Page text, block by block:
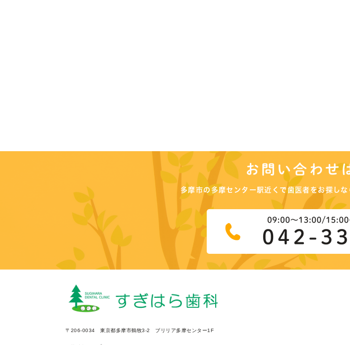
お問い合わせ
多摩市の多摩センター駅近くで歯医者をお探しな
〒206-0034 東京都多摩市鶴牧3-2 ブリリア多摩センター1F